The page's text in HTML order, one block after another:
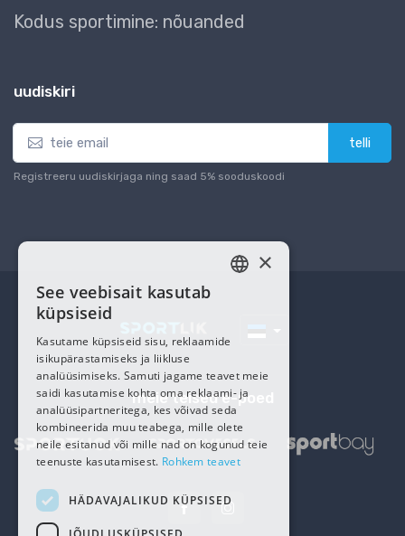
Kodus sportimine: nõuanded
uudiskiri
telli
Registreeru uudiskirjaga ning saad 5% sooduskoodi
meie teised e-poed
RUSSIAN
×
See veebisait kasutab
küpsiseid
Kasutame küpsiseid sisu, reklaamide
isikupärastamiseks ja liikluse
analüüsimiseks. Samuti jagame teavet meie
saidi kasutamise kohta oma reklaami- ja
analüüsipartneritega, kes võivad seda
kombineerida muu teabega, mille olete
neile esitanud või mille nad on kogunud teie
teenuste kasutamisest. Rohkem teavet
HÄDAVAJALIKUD KÜPSISED